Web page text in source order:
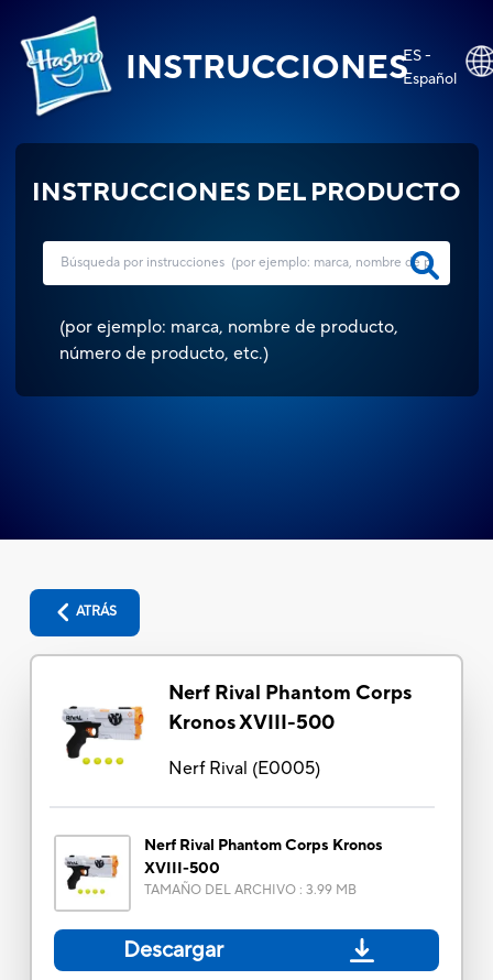
INSTRUCCIONESES -
Español
INSTRUCCIONES DEL PRODUCTO
(por ejemplo: marca, nombre de producto,
número de producto, etc.)
ATRÁS
Nerf Rival Phantom Corps
Kronos XVIII-500
Nerf Rival (E0005)
Nerf Rival Phantom Corps Kronos
XVIII-500
TAMAÑO DEL ARCHIVO: 3.99 MB
Descargar